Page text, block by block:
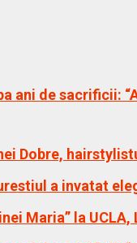
ani de sacrificii:
Dobre,
a invatat
Maria” la UCLA,